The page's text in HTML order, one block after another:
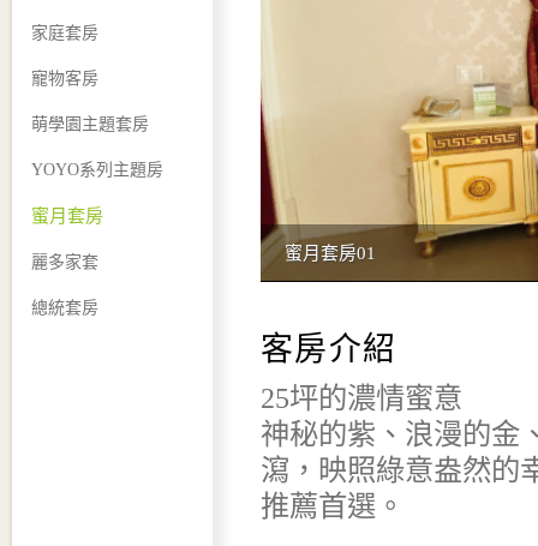
家庭套房
寵物客房
萌學園主題套房
YOYO系列主題房
蜜月套房
麗多家套
總統套房
蜜月套房01
客房介紹
25坪的濃情蜜意
神秘的紫、浪漫的金
瀉，映照綠意盎然的
推薦首選。